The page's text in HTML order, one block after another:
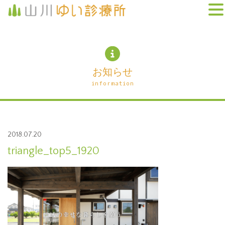
お知らせ
information
2018.07.20
triangle_top5_1920